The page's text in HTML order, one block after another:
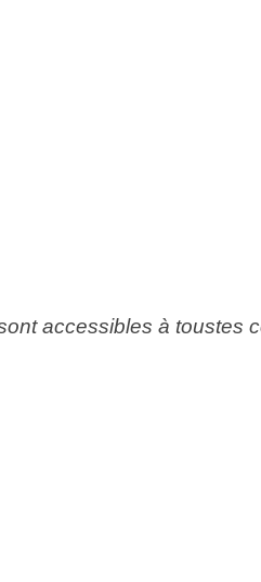
accessibles à toustes